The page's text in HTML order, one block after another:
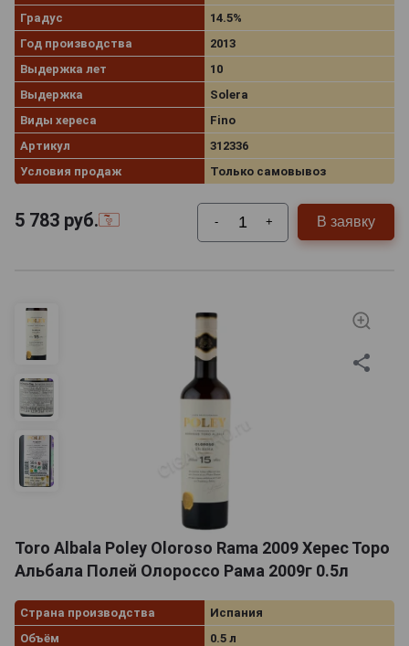
Градус
14.5%
Год производства
2013
Выдержка лет
10
Выдержка
Solera
Виды хереса
Fino
Артикул
312336
Условия продаж
Только самовывоз
5 783 руб. - + В заявку
Toro Albala Poley Oloroso Rama 2009 Херес Торо
Альбала Полей Олороссо Рама 2009г 0.5л
Страна производства
Испания
Объём
0.5 л